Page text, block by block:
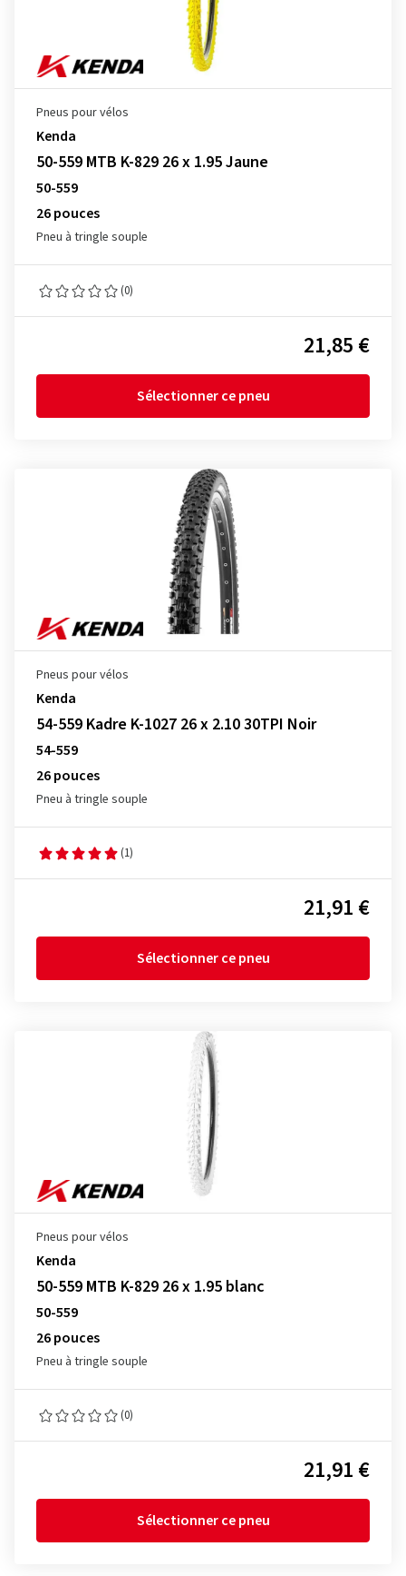
Pneus pour vélos
Kenda
50-559 MTB K-829 26 x 1.95 Jaune
50-559
26 pouces
Pneu à tringle souple
(0)
21,85 €
Sélectionner ce pneu
Pneus pour vélos
Kenda
54-559 Kadre K-1027 26 x 2.10 30TPI Noir
54-559
26 pouces
Pneu à tringle souple
(1)
21,91 €
Sélectionner ce pneu
Pneus pour vélos
Kenda
50-559 MTB K-829 26 x 1.95 blanc
50-559
26 pouces
Pneu à tringle souple
(0)
21,91 €
Sélectionner ce pneu